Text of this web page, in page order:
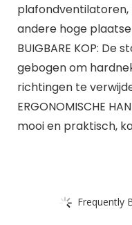
plafondventilatoren,
andere hoge
BUIGBARE KOP: De
gebogen om
richtingen te
ERGONOMISCHE
mooi en praktisch,
Frequently